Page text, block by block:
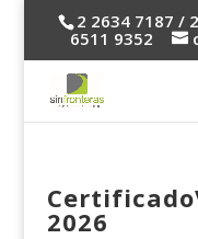
2 2634 7187 /
6511 9352
2026